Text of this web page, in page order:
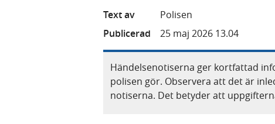
Text av
Polisen
Publicerad
25 maj 2026 13.04
Händelsenotiserna ger kortfattad
polisen gör. Observera att det är
notiserna. Det betyder att